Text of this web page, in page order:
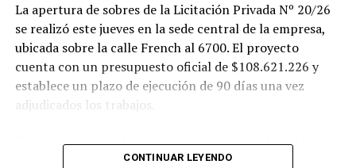
La apertura de sobres de la Licitación Privada Nº 20/26
se realizó este jueves en la sede central de la empresa,
ubicada sobre la calle French al 6700. El proyecto
cuenta con un presupuesto oficial de $108.621.226 y
establece un plazo de ejecución de 90 días una vez
adjudicados los trabajos.
Según se informó, las tareas previstas para la red de
agua potable incluyen la colocación de unos 355 metros
CONTINUAR LEYENDO